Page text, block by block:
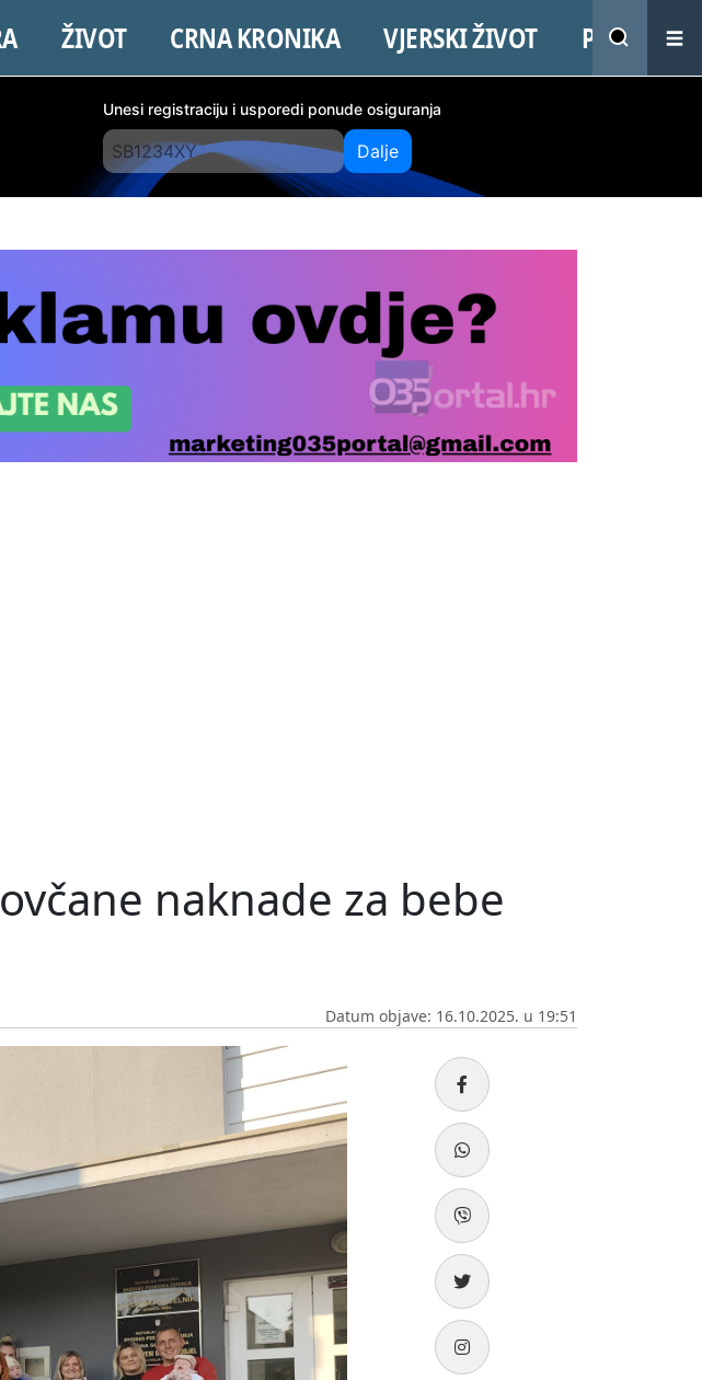
ŽIVOT CRNA KRONIKA VJERSKI ŽIVOT PROMO
Unesi registraciju i usporedi ponude osiguranja
Dalje
naknade za bebe
Datum objave: 16.10.2025. u 19:51